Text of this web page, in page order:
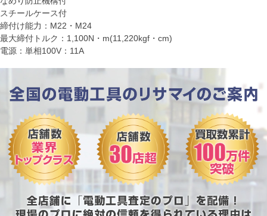
スチールケース付
締付け能力：M22・M24
最大締付トルク：1,100N・m(11,220kgf・cm)
電源：単相100V：11A